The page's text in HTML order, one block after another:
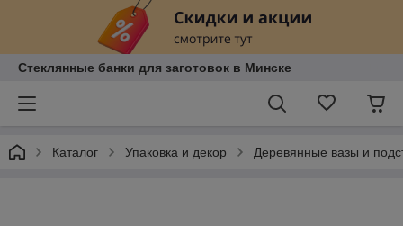
Стеклянные банки для заготовок в Минске
Каталог Упаковка и декор Деревянные вазы и